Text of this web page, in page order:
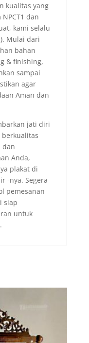
kualitas yang
dan
kami selalu
Mulai dari
bahan
& finishing,
sampai
agar
Aman dan
jati diri
berkualitas
dan
Anda,
plakat di
-nya. Segera
pemesanan
siap
untuk